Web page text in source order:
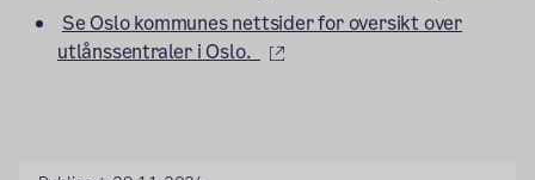
Se Oslo kommunes nettsider for oversikt over
utlånssentraler i Oslo.
(ekstern lenke)